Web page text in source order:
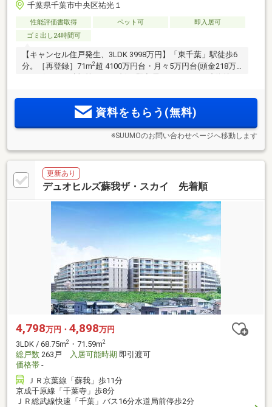
千葉県千葉市中央区祐光１
性能評価書取得 ペット可
即入居可
ゴミ出し24時間可
【キャンセル住戸発生、3LDK 3998万円】「東千葉」駅徒歩6
分。［再登録］71m2超 4100万円台・月々5万円台(頭金218万
能！
資料をもらう(無料)
※SUUMOのお問い合わせページへ移動します
更新あり
デュオヒルズ蘇我ザ・スカイ 先着順
4,798万円・ 4,898万円
3LDK / 68.75m2 ・71.59m2
総戸数 263戸 入居可能時期 即引渡可
価格帯 -
ＪＲ京葉線「蘇我」歩11分
京成千原線「千葉寺」歩8分
ＪＲ総武線快速「千葉」バス16分水道局前停歩2分